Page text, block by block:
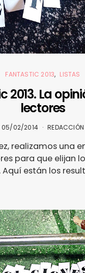
FANTASTIC 2013 LISTAS
2013. La
lectores
05/02/2014 REDACCIÓN
realizamos una
para que elijan
Aquí están los